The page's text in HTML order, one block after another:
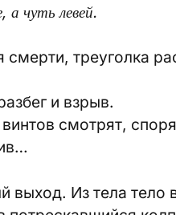
а чуть левей.
смерти, треуголка
и взрыв.
смотрят,
выход. Из тела тело